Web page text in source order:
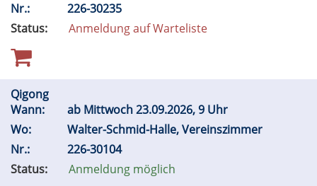
Nr.:
226-30235
Status:
Anmeldung auf Warteliste
Qigong
Wann:
ab Mittwoch 23.09.2026, 9 Uhr
Wo:
Walter-Schmid-Halle, Vereinszimmer
Nr.:
226-30104
Status:
Anmeldung möglich